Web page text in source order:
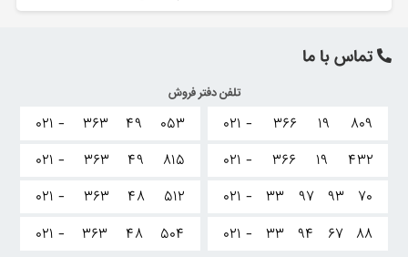
تماس با ما
تلفن دفتر فروش
۰۲۱ - ۳۶۶ ۱۹
۸۰۹
۰۲۱ -
۳۶۶ ۱۹
۴۳۲
۰۲۱ -
۳۳ ۹۷ ۹۳
۷۰
۰۲۱ -
۳۳ ۹۴ ۶۷ ۸۸
۰۲۱ - ۳۶۳ ۴۹
۰۵۳
۰۲۱ -
۳۶۳ ۴۹
۸۱۵
۰۲۱ -
۳۶۳ ۴۸
۵۱۲
۰۲۱ -
۳۶۳ ۴۸ ۵۰۴